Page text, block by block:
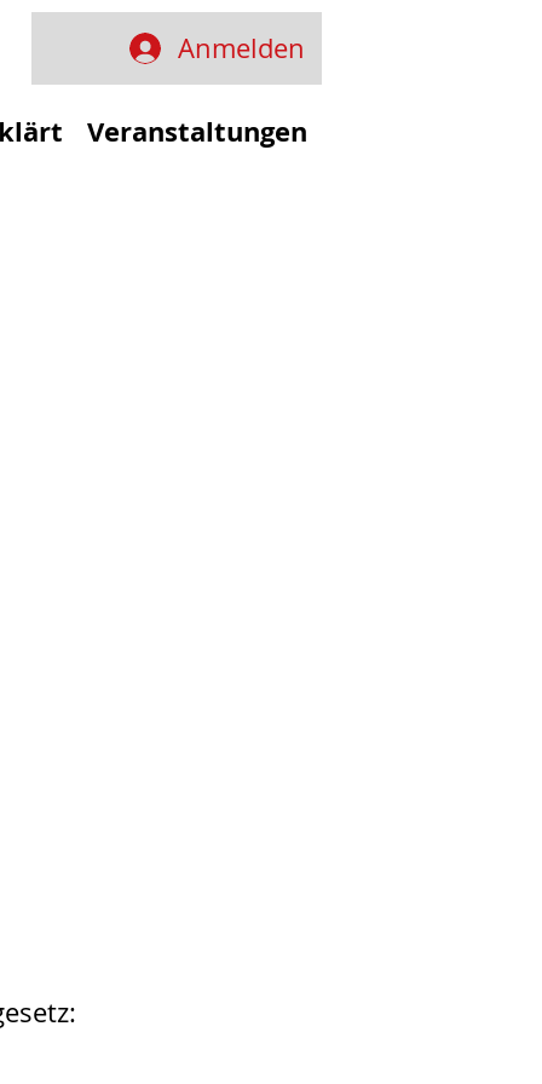
Anmelden
Veranstaltungen